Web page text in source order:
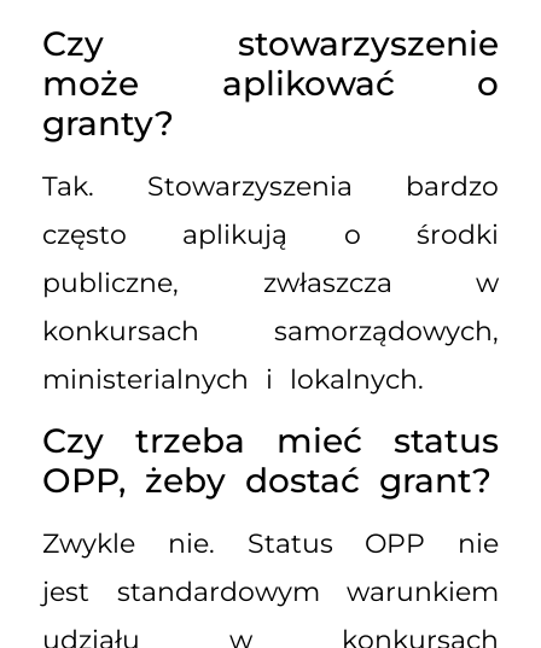
Czy stowarzyszenie
może aplikować o
granty?
Tak. Stowarzyszenia bardzo
często aplikują o środki
publiczne, zwłaszcza w
konkursach samorządowych,
ministerialnych i lokalnych.
Czy trzeba mieć status
OPP, żeby dostać grant?
Zwykle nie. Status OPP nie
jest standardowym warunkiem
udziału w konkursach